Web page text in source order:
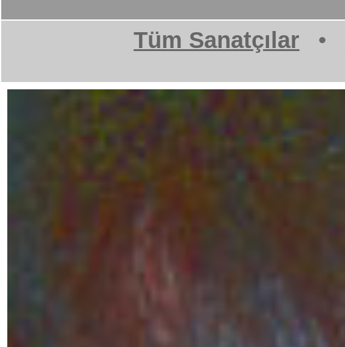
Tüm Sanatçılar •